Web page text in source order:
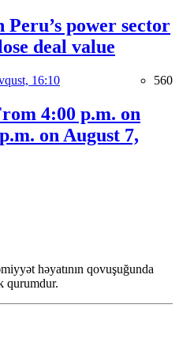
Peru’s power sector
deal value
16:10 560
4:00 p.m. on
on August 7,
həyatının qovuşuğunda
qurumdur.